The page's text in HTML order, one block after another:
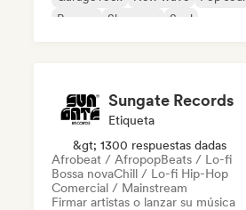
Reggae
Shoegaze Soul
Sungate Records
Etiqueta
&gt; 1300 respuestas dadas
Afrobeat / AfropopBeats / Lo-fi
Bossa novaChill / Lo-fi Hip-Hop
Comercial / Mainstream
Firmar artistas o lanzar su música